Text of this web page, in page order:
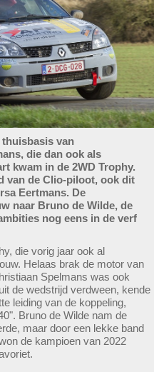
thuisbasis van
die dan ook als
kwam in de 2WD Trophy.
van de Clio-piloot, ook dit
Eertmans. De
naar Bruno de Wilde, de
nog eens in de verf
die vorig jaar ook al
Helaas brak de motor van
Spelmans was ook
de wedstrijd verdween, kende
leiding van de koppeling,
Bruno de Wilde nam de
maar door een lekke band
de kampioen van 2022